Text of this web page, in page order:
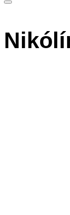
i
sidekolonne